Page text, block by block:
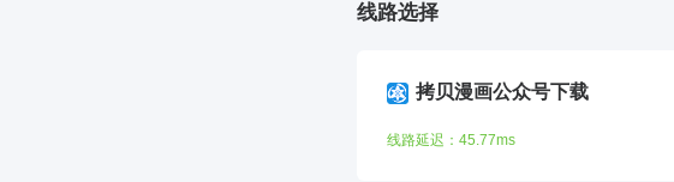
线路选择
拷贝漫画公众号下载
线路延迟：45.77ms